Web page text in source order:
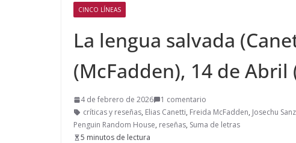
CINCO LÍNEAS
La lengua salvada
(McFadden), 14 de Abril
4 de febrero de 2026
1 comentario
críticas y reseñas, Elias Canetti, Freida McFadden, Josechu Sanz
Penguin Random House, reseñas, Suma de letras
5 minutos de lectura